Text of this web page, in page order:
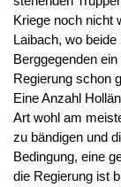
Kriege noch nicht
Laibach, wo
Berggegenden
Regierung schon
Eine Anzahl
Art wohl am
zu bändigen und
Bedingung, eine
die Regierung ist